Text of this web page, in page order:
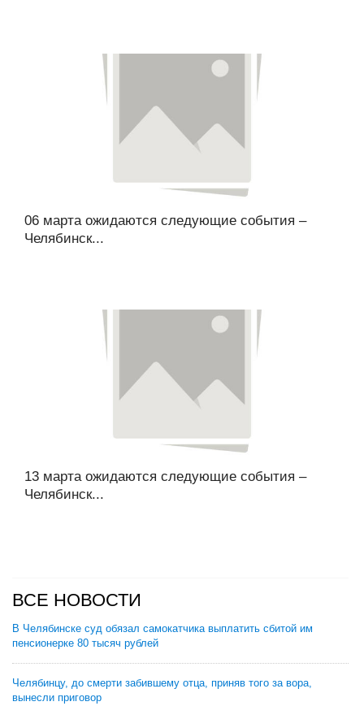
06 марта ожидаются следующие события –
Челябинск...
13 марта ожидаются следующие события –
Челябинск...
ВСЕ НОВОСТИ
В Челябинске суд обязал самокатчика выплатить сбитой им
пенсионерке 80 тысяч рублей
Челябинцу, до смерти забившему отца, приняв того за вора,
вынесли приговор